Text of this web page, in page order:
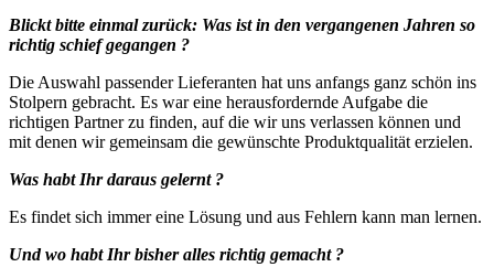
Blickt bitte einmal zurück: Was ist in den vergangenen Jahren so
richtig schief gegangen ?
Die Auswahl passender Lieferanten hat uns anfangs ganz schön ins
Stolpern gebracht. Es war eine herausfordernde Aufgabe die
richtigen Partner zu finden, auf die wir uns verlassen können und
mit denen wir gemeinsam die gewünschte Produktqualität erzielen.
Was habt Ihr daraus gelernt ?
Es findet sich immer eine Lösung und aus Fehlern kann man lernen.
Und wo habt Ihr bisher alles richtig gemacht ?